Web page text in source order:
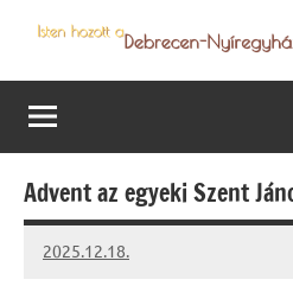
content
Debrecen-
Nyíregyházi
Egyházmegye
programjai
Advent az egyeki Szent
2025.12.18.
Leiszt